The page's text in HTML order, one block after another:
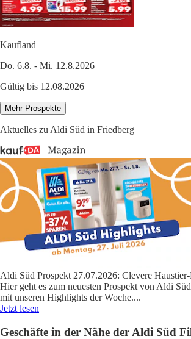
Kaufland
Do. 6.8. - Mi. 12.8.2026
Gültig bis 12.08.2026
Mehr Prospekte
Aktuelles zu Aldi Süd in Friedberg
Aldi Süd Prospekt 27.07.2026: Clevere
Hier geht es zum neuesten Prospekt von Aldi
mit unseren Highlights der Woche....
Jetzt lesen
Geschäfte in der Nähe der Aldi Süd